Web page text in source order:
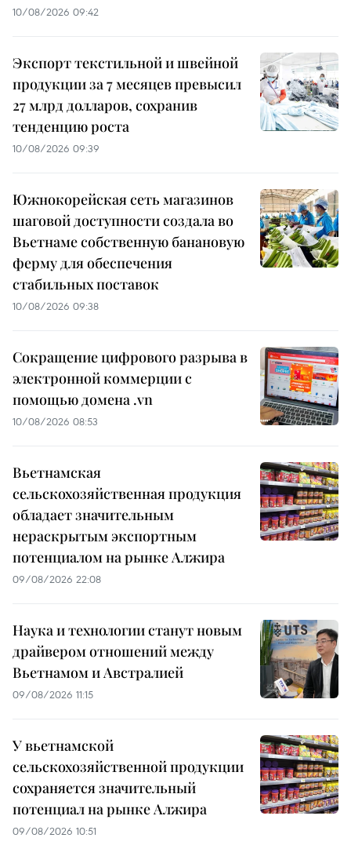
10/08/2026 09:42
Экспорт текстильной и швейной
продукции за 7 месяцев превысил
27 млрд долларов, сохранив
тенденцию роста
10/08/2026 09:39
Южнокорейская сеть магазинов
шаговой доступности создала во
Вьетнаме собственную банановую
ферму для обеспечения
стабильных поставок
10/08/2026 09:38
Сокращение цифрового разрыва в
электронной коммерции с
помощью домена .vn
10/08/2026 08:53
Вьетнамская
сельскохозяйственная продукция
обладает значительным
нераскрытым экспортным
потенциалом на рынке Алжира
09/08/2026 22:08
Наука и технологии станут новым
драйвером отношений между
Вьетнамом и Австралией
09/08/2026 11:15
У вьетнамской
сельскохозяйственной продукции
сохраняется значительный
потенциал на рынке Алжира
09/08/2026 10:51